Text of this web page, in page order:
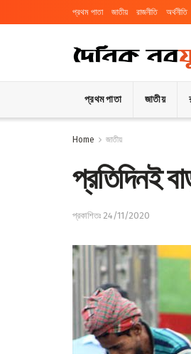
প্রথম পাতা জাতীয় রাজনীতি অর্থনীতি
প্রথম পাতা জাতীয়
Home জাতীয়
প্রতিদিনই
প্রকাশিতঃ 24/11/2020